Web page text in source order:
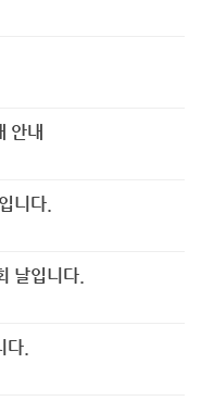
안내
니다.
날입니다.
.